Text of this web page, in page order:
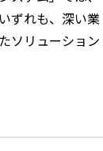
ずれも、深い業
ソリューション